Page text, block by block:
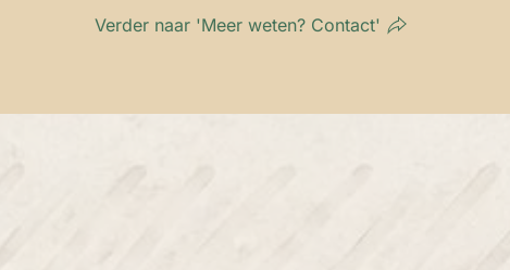
Verder naar 'Meer weten? Contact'